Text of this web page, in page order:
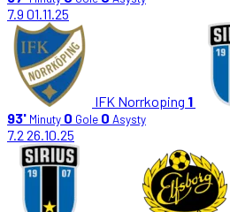
7.9 01.11.25
IFK Norrkoping 1
93' Minuty 0 Gole 0 Asysty
7.2 26.10.25